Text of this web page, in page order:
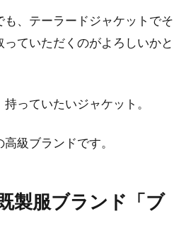
っち？選び方をご紹介
に人気のあるジャケットの中に、ライダー
トとマフラーが同色でも大丈
ラーを新調した後に、家にしまってあった
、テーラードジャケットでそ
ていただくのがよろしいかと
っていたいジャケット。
級ブランドです。
製服ブランド「ブ